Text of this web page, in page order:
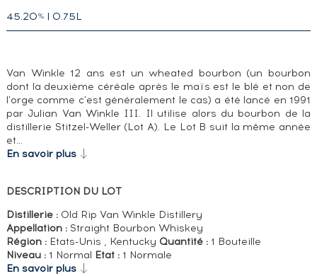
45.20% | 0.75L
Van Winkle 12 ans est un wheated bourbon (un bourbon
dont la deuxième céréale après le maïs est le blé et non de
l'orge comme c'est généralement le cas) a été lancé en 1991
par Julian Van Winkle III. Il utilise alors du bourbon de la
distillerie Stitzel-Weller (Lot A). Le Lot B suit la même année
et…
En savoir plus
DESCRIPTION DU LOT
Distillerie :Old Rip Van Winkle Distillery
Appellation :Straight Bourbon Whiskey
Région : Etats-Unis , Kentucky Quantité :1 Bouteille
Niveau :1 Normal Etat :1 Normale
En savoir plus